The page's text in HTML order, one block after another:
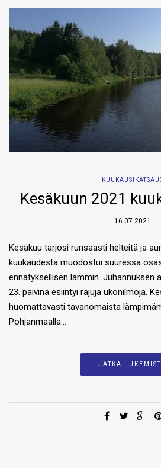
Kesäkuun 2021
16.07.2021
Kesäkuu tarjosi runsaasti helteitä ja
kuukaudesta muodostui suuressa
ennätyksellisen lämmin. Juhannuksen
23. päivinä esiintyi rajuja ukonilmoja.
huomattavasti tavanomaista
Pohjanmaalla…
JATKA